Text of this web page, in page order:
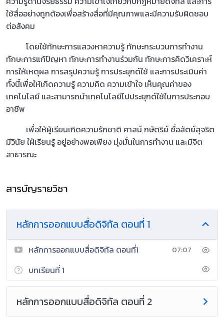
ใช้สื่ออย่างถูกต้องเพื่อสร้างสื่อที่มีคุณภาพและมีความรับผิดชอบ
ต่อสังคม
โดยใช้ทักษะการแสวงหาความรู้ ทักษะกระบวนการทำงาน
ทักษะการแก้ปัญหา ทักษะการทำงานร่วมกัน ทักษะการคิดวิเคราะห์
การให้เหตุผล การสรุปความรู้ การประยุกต์ใช้ และการประเมินค่า
ทั้งนี้เพื่อให้เกิดความรู้ ความคิด ความเข้าใจ เห็นคุณค่าของ
เทคโนโลยี และสามารถนำเทคโนโลยีไปประยุกต์ใช้ในการประกอบ
อาชีพ
เพื่อให้ผู้เรียนเกิดความรักชาติ ศาสน์ กษัตริย์ ซื่อสัตย์สุจริต
มีวินัย ใฝ่เรียนรู้ อยู่อย่างพอเพียง มุ่งมั่นในการทำงาน และมีจิต
สาธารณะ
สารบัญรายวิชา
หลักการออกแบบสื่อดิจิทัล ตอนที่ 1
หลักการออกแบบสื่อดิจิทัล ตอนที่1 07:07
บทเรียนที่ 1
หลักการออกแบบสื่อดิจิทัล ตอนที่ 2